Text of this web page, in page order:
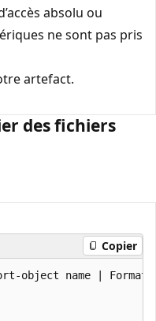
absolu ou
ne sont pas pris
artefact.
des fichiers
Copier
name | Format-